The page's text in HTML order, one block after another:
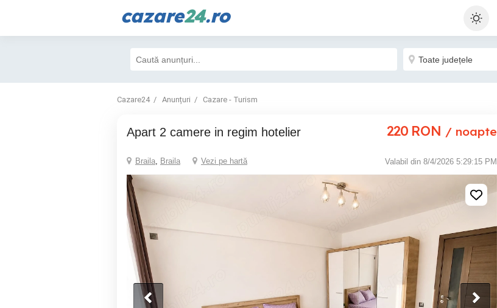
cazare24.ro
Cazare24 Anunțuri Cazare - Turism
Apart 2 camere in regim hotelier 220 RON / noapte
Braila, Braila Vezi pe hartă Valabil din 8/4/2026 5:29:15 PM